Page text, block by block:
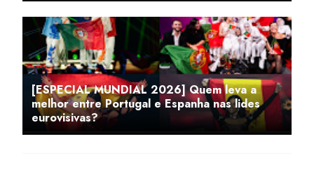
[ESPECIAL MUNDIAL 2026] Quem leva a
melhor entre Portugal e Espanha nas lides
eurovisivas?